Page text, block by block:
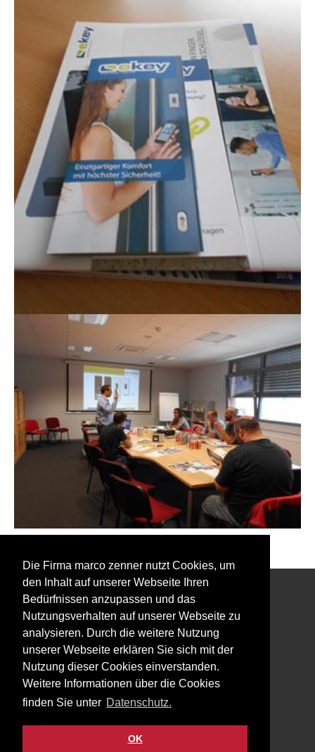
Die Firma marco zenner nutzt Cookies, um
den Inhalt auf unserer Webseite Ihren
Bedürfnissen anzupassen und das
Nutzungsverhalten auf unserer Webseite zu
analysieren. Durch die weitere Nutzung
unserer Webseite erklären Sie sich mit der
Nutzung dieser Cookies einverstanden.
Weitere Informationen über die Cookies
finden Sie unter Datenschutz.
OK
Interessiert an unserem Newsletter?
Impressum
Datenschutz
Kontakt